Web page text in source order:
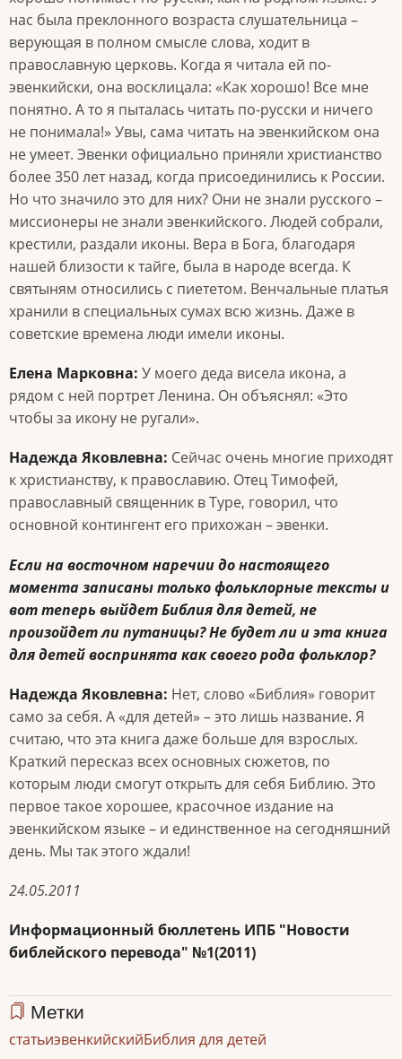
нас была преклонного возраста слушательница –
верующая в полном смысле слова, ходит в
православную церковь. Когда я читала ей по-
эвенкийски, она восклицала: «Как хорошо! Все мне
понятно. А то я пыталась читать по-русски и ничего
не понимала!» Увы, сама читать на эвенкийском она
не умеет. Эвенки официально приняли христианство
более 350 лет назад, когда присоединились к России.
Но что значило это для них? Они не знали русского –
миссионеры не знали эвенкийского. Людей собрали,
крестили, раздали иконы. Вера в Бога, благодаря
нашей близости к тайге, была в народе всегда. К
святыням относились с пиететом. Венчальные платья
хранили в специальных сумах всю жизнь. Даже в
советские времена люди имели иконы.
Елена Марковна: У моего деда висела икона, а
рядом с ней портрет Ленина. Он объяснял: «Это
чтобы за икону не ругали».
Надежда Яковлевна: Сейчас очень многие приходят
к христианству, к православию. Отец Тимофей,
православный священник в Туре, говорил, что
основной контингент его прихожан – эвенки.
Если на восточном наречии до настоящего
момента записаны только фольклорные тексты и
вот теперь выйдет Библия для детей, не
произойдет ли путаницы? Не будет ли и эта книга
для детей воспринята как своего рода фольклор?
Надежда Яковлевна: Нет, слово «Библия» говорит
само за себя. А «для детей» – это лишь название. Я
считаю, что эта книга даже больше для взрослых.
Краткий пересказ всех основных сюжетов, по
которым люди смогут открыть для себя Библию. Это
первое такое хорошее, красочное издание на
эвенкийском языке – и единственное на сегодняшний
день. Мы так этого ждали!
24.05.2011
Информационный бюллетень ИПБ "Новости
библейского перевода" №1(2011)
Метки
статьиэвенкийскийБиблия для детей